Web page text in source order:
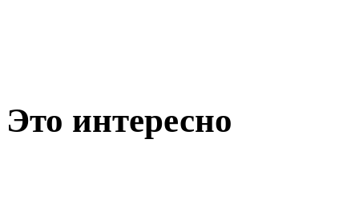
Это интересно